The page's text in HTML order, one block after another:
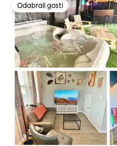
Odabrali gosti
Odabrali gosti